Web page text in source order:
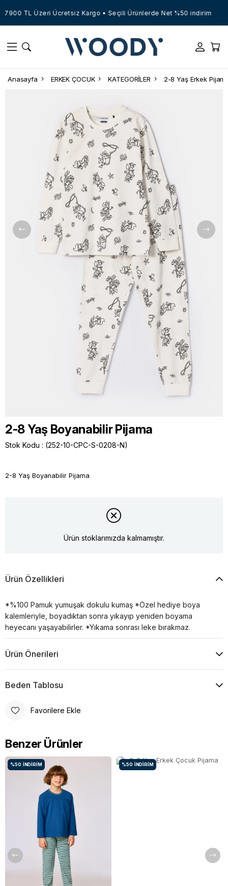
7900 TL Üzeri Ücretsiz Kargo • Seçili Ürünlerde Net %50 indirim
Anasayfa ERKEK ÇOCUK KATEGORİLER 2-8 Yaş Erkek
2-8 Yaş Boyanabilir Pijama
Stok Kodu (252-10-CPC-S-0208-N)
2-8 Yaş Boyanabilir Pijama
Ürün stoklarımızda kalmamıştır.
Ürün Özellikleri
*%100 Pamuk yumuşak dokulu kumaş *Özel hediye boya
kalemleriyle, boyadıktan sonra yıkayıp yeniden boyama
heyecanı yaşayabilirler. *Yıkama sonrası leke bırakmaz.
Ürün Önerileri
Beden Tablosu
Favorilere Ekle
Benzer Ürünler
%50 İNDIRIM %50 İNDIRIM